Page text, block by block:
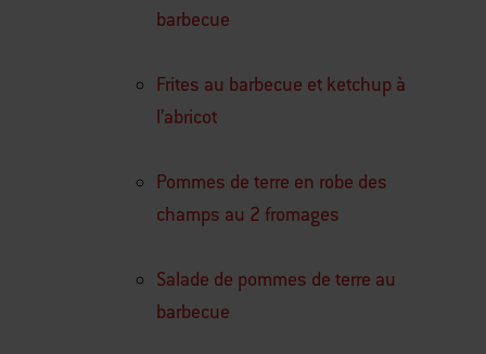
barbecue
Frites au barbecue et ketchup à
l’abricot
Pommes de terre en robe des
champs au 2 fromages
Salade de pommes de terre au
barbecue